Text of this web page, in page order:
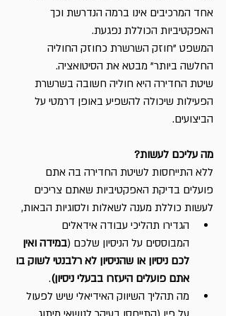
אחד המרכיבים אינו ברמה הנדרשת וכך
האפקטיביות הכוללת נפגעת.
המשפט "חוזק השרשרת כחוזק החוליה
החלשה ביותר" מבטא את הסיטואציה.
שיטת החדירה היא חוליה חשובה בשרשרת
הפעילות שיכולה להשפיע באופן דרמטי על
הביצועים.
מה עליכם לעשות?
ללא התייחסות לשיטת החדירה בה אתם
פועלים בדיקת האפקטיביות שאתם צריכים
לעשות כוללת מענה לשאלות ולסוגיות הבאות,
הגדירו תהליכי עבודה אידאלים
המבוססים על הניסיון שלכם (במידה ואין
לכם ניסיון או שהניסיון לא רלבנטי לשוק בו
אתם פועלים היעזרו בבעלי ניסיון).
מה תהליך השיווק האידיאלי שיש לפעול